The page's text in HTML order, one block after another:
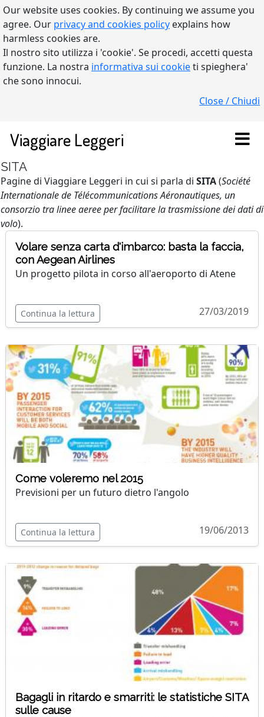
Our website uses cookies. By continuing we assume you
agree. Our privacy and cookies policy explains how
harmless cookies are.
Il nostro sito utilizza i 'cookie'. Se procedi, accetti questa
funzione. La nostra informativa sui cookieti spieghera'
che sono innocui.
Close / Chiudi
Viaggiare Leggeri
SITA
Pagine di Viaggiare Leggeri in cui si parla di SITA(Société
Internationale de Télécommunications Aéronautiques, un
consorzio tra linee aeree per facilitare la trasmissione dei dati di
volo).
Volare senza carta d'imbarco: basta la faccia,
con Aegean Airlines
Un progetto pilota in corso all'aeroporto di Atene
Continua la lettura 27/03/2019
Come voleremo nel 2015
Previsioni per un futuro dietro l'angolo
Continua la lettura 19/06/2013
Bagagli in ritardo e smarriti: le statistiche SITA
sulle cause